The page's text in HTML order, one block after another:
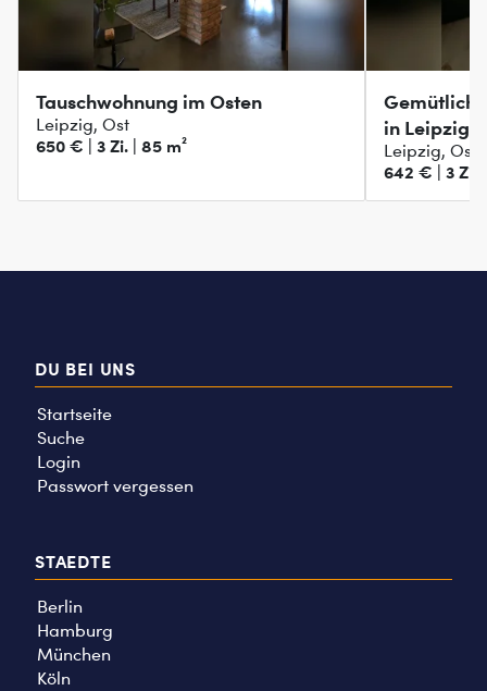
Tauschwohnung im Osten
Leipzig, Ost
650 € | 3 Zi. | 85 m²
in Leipzig
Leipzig, Ost
642 € | 3 Zi.
DU BEI UNS
Startseite
Suche
Login
Passwort vergessen
STAEDTE
Berlin
Hamburg
München
Köln